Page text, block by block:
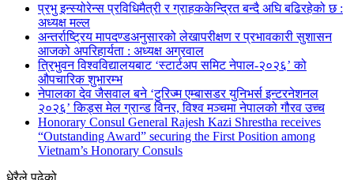
प्रभु इन्स्योरेन्स प्रविधिमैत्री र ग्राहककेन्द्रित बन्दै अघि बढिरहेको छ :
अध्यक्ष मल्ल
अन्तर्राष्ट्रिय मापदण्डअनुसारको लेखापरीक्षण र प्रभावकारी सुशासन
आजको अपरिहार्यता : अध्यक्ष अग्रवाल
त्रिभुवन विश्वविद्यालयबाट ‘स्टार्टअप समिट नेपाल-२०२६’ को
औपचारिक शुभारम्भ
नेपालका देव जैसवाल बने ‘टुरिज्म एम्बासडर युनिभर्स इन्टरनेशनल
२०२६’ किड्स मेल ग्रान्ड विनर, विश्व मञ्चमा नेपालको गौरव उच्च
Honorary Consul General Rajesh Kazi Shrestha receives
“Outstanding Award” securing the First Position among
Vietnam’s Honorary Consuls
धेरैले पढेको